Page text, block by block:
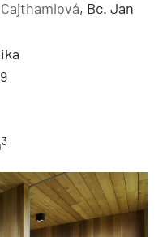
, Bc. Jan
3